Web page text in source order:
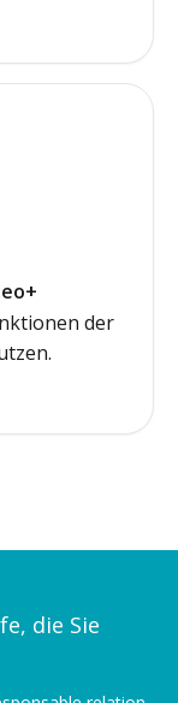
der
die Sie